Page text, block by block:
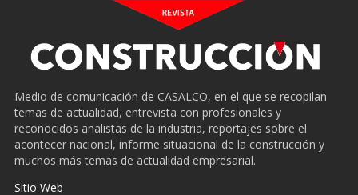
Medio de comunicación de CASALCO, en el que se recopilan
temas de actualidad, entrevista con profesionales y
reconocidos analistas de la industria, reportajes sobre el
acontecer nacional, informe situacional de la construcción y
muchos más temas de actualidad empresarial.
Sitio Web